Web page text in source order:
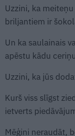
Uzzini, ka
briljantiem ir
Un ka saulainais
apēstu kādu
Uzzini, ka jūs
Kurš viss slīgst
ietverts
Mēģini neraudāt,